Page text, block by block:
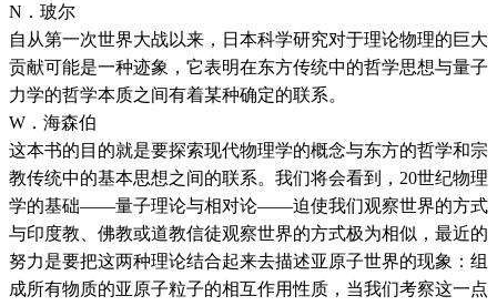
N．玻尔
自从第一次世界大战以来，日本科学研究对于理论物理的巨大
贡献可能是一种迹象，它表明在东方传统中的哲学思想与量子
力学的哲学本质之间有着某种确定的联系。
W．海森伯
这本书的目的就是要探索现代物理学的概念与东方的哲学和宗
教传统中的基本思想之间的联系。我们将会看到，20世纪物理
学的基础——量子理论与相对论——迫使我们观察世界的方式
与印度教、佛教或道教信徒观察世界的方式极为相似，最近的
努力是要把这两种理论结合起来去描述亚原子世界的现象：组
成所有物质的亚原子粒子的相互作用性质，当我们考察这一点